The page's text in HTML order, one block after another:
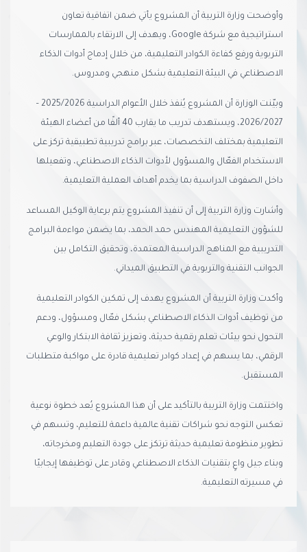
وأوضحت وزارة التربية أن المشروع يأتي ضمن اتفاقية تعاون
استراتيجية مع شركة Google، ويهدف إلى الارتقاء بالممارسات
التربوية ورفع كفاءة الكوادر التعليمية، من خلال إدماج أدوات الذكاء
الاصطناعي في البيئة التعليمية بشكل منهجي ومدروس.
وبيّنت الوزارة أن المشروع يُنفذ خلال الأعوام الدراسية 2025/2026 –
2026/2027، ويستهدف تدريب ما يقارب 40 ألفًا من أعضاء الهيئة
التعليمية بمختلف التخصصات، عبر برامج تدريبية تطبيقية تركز على
الاستخدام الفعّال والمسؤول لأدوات الذكاء الاصطناعي، وتفعيلها
داخل الصفوف الدراسية بما يخدم أهداف العملية التعليمية.
وأشارت وزارة التربية إلى أن تنفيذ المشروع يتم برعاية الوكيل المساعد
للشؤون التعليمية المهندس حمد الحمد، بما يضمن مواءمة البرامج
التدريبية مع المناهج الدراسية المعتمدة، وتحقيق التكامل بين
الجوانب التقنية والتربوية في التطبيق الميداني.
وأكدت وزارة التربية أن المشروع يهدف إلى تمكين الكوادر التعليمية
من توظيف أدوات الذكاء الاصطناعي بشكل فعّال ومسؤول، ودعم
التحول نحو بيئات تعلم رقمية حديثة، وتعزيز ثقافة الابتكار والوعي
الرقمي، بما يسهم في إعداد كوادر تعليمية قادرة على مواكبة متطلبات
المستقبل.
واختتمت وزارة التربية بالتأكيد على أن هذا المشروع يُعد خطوة نوعية
تعكس التوجه نحو شراكات تقنية عالمية داعمة للتعليم، وتسهم في
تطوير منظومة تعليمية حديثة ترتكز على جودة التعليم ومخرجاته،
وبناء جيل واعٍ بتقنيات الذكاء الاصطناعي وقادر على توظيفها إيجابيًا
في مسيرته التعليمية.